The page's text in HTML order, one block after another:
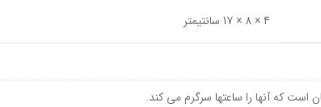
4 × 8 × 17 سانتیمتر
که آنها را ساعتها سرگرم می کند.